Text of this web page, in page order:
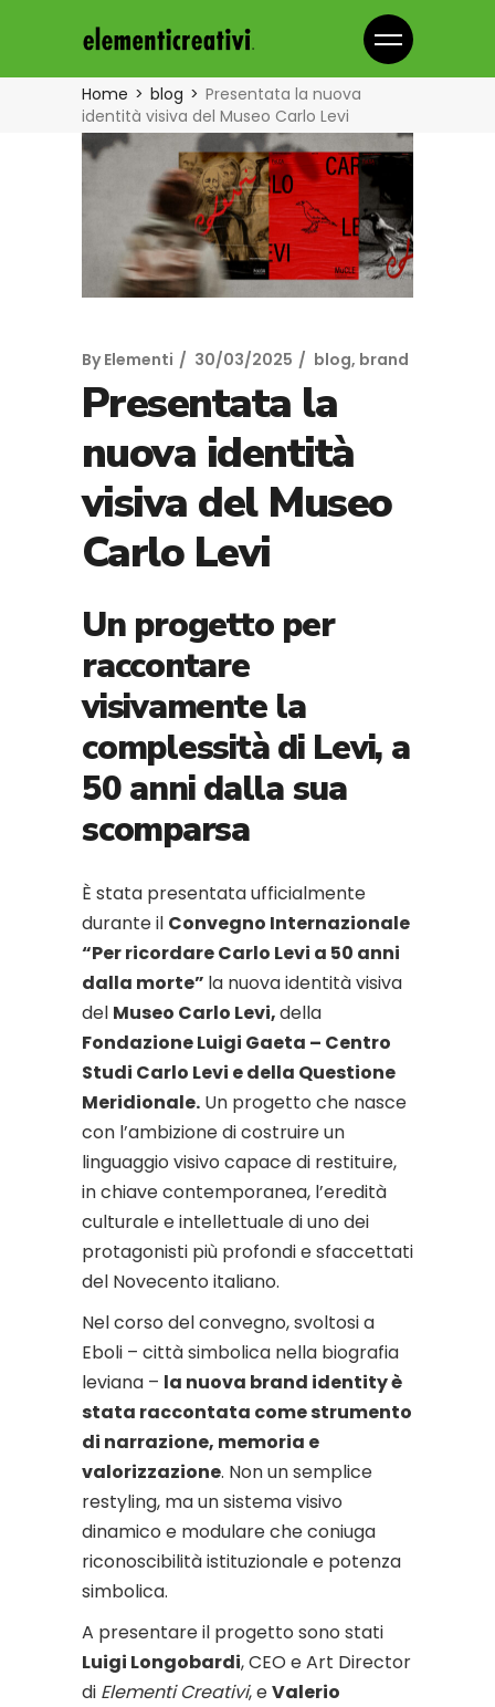
Home blog
Presentata la nuova
identità visiva del Museo Carlo Levi
By Elementi 30/03/2025 blog, brand
Presentata la
nuova identità
visiva del Museo
Carlo Levi
Un progetto per
raccontare
visivamente la
complessità di Levi, a
50 anni dalla sua
scomparsa
È stata presentata ufficialmente
durante il Convegno Internazionale
“Per ricordare Carlo Levi a 50 anni
dalla morte” la nuova identità visiva
del Museo Carlo Levi,della
Fondazione Luigi Gaeta – Centro
Studi Carlo Levi e della Questione
Meridionale. Un progetto che nasce
con l’ambizione di costruire un
linguaggio visivo capace di restituire,
in chiave contemporanea, l’eredità
culturale e intellettuale di uno dei
protagonisti più profondi e sfaccettati
del Novecento italiano.
Nel corso del convegno, svoltosi a
Eboli – città simbolica nella biografia
leviana – la nuova brand identity è
stata raccontata come strumento
di narrazione, memoria e
valorizzazione. Non un semplice
restyling, ma un sistema visivo
dinamico e modulare che coniuga
riconoscibilità istituzionale e potenza
simbolica.
A presentare il progetto sono stati
Luigi Longobardi, CEO e Art Director
di Elementi Creativi, eValerio